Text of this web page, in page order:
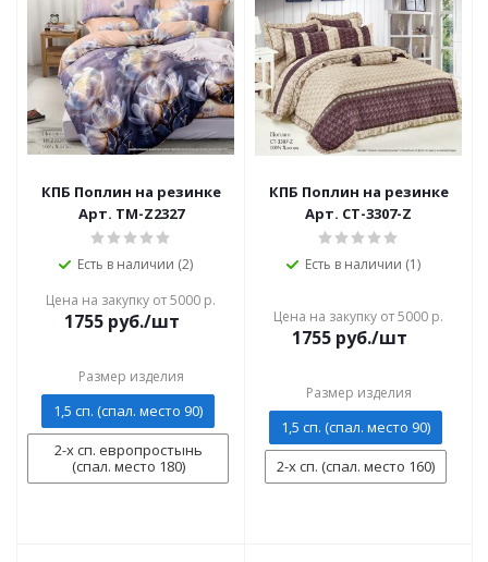
КПБ Поплин на резинке
Арт. TM-Z2327
Есть в наличии (2)
Цена на закупку от 5000 р.
1755 руб./шт
Размер изделия
1,5 сп. (спал. место 90)
2-х сп. европростынь
(спал. место 180)
КПБ Поплин на резинке
Арт. CT-3307-Z
Есть в наличии (1)
Цена на закупку от 5000 р.
1755 руб./шт
Размер изделия
1,5 сп. (спал. место 90)
2-х сп. (спал. место 160)